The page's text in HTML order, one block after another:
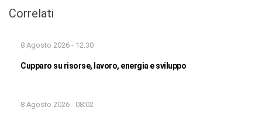
Correlati
8 Agosto 2026 - 12:30
Cupparo su risorse, lavoro, energia e sviluppo
8 Agosto 2026 - 08:02